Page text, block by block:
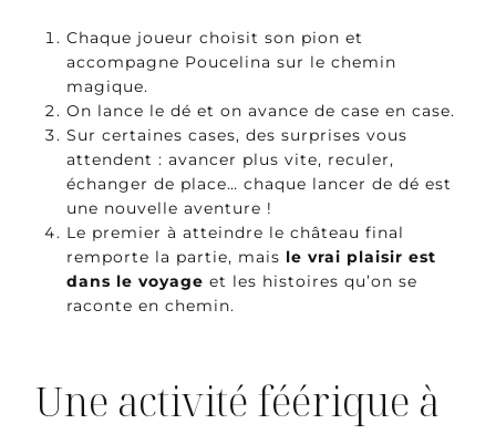
Chaque joueur choisit son pion et
accompagne Poucelina sur le chemin
magique.
On lance le dé et on avance de case en case.
Sur certaines cases, des surprises vous
attendent : avancer plus vite, reculer,
échanger de place… chaque lancer de dé est
une nouvelle aventure !
Le premier à atteindre le château final
remporte la partie, mais le vrai plaisir est
dans le voyage et les histoires qu’on se
raconte en chemin.
Une activité féérique à